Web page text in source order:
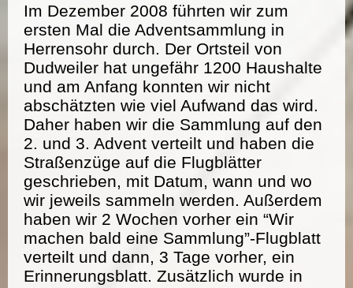
Im Dezember 2008 führten wir zum
ersten Mal die Adventsammlung in
Herrensohr durch. Der Ortsteil von
Dudweiler hat ungefähr 1200 Haushalte
und am Anfang konnten wir nicht
abschätzten wie viel Aufwand das wird.
Daher haben wir die Sammlung auf den
2. und 3. Advent verteilt und haben die
Straßenzüge auf die Flugblätter
geschrieben, mit Datum, wann und wo
wir jeweils sammeln werden. Außerdem
haben wir 2 Wochen vorher ein “Wir
machen bald eine Sammlung”-Flugblatt
verteilt und dann, 3 Tage vorher, ein
Erinnerungsblatt. Zusätzlich wurde in